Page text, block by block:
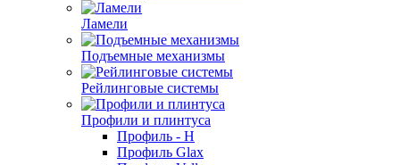
Ламели
Подъемные механизмы
Рейлинговые системы
Профили и плинтуса
Профиль - H
Профиль Glax